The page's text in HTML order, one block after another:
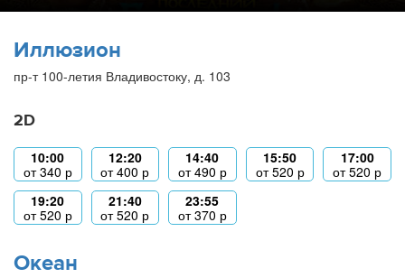
Иллюзион
пр-т 100-летия Владивостоку, д. 103
2D
10:00
от340 р
12:20
от400 р
14:40
от490 р
15:50
от520 р
17:00
от520 р
19:20
от520 р
21:40
от520 р
23:55
от370 р
Океан